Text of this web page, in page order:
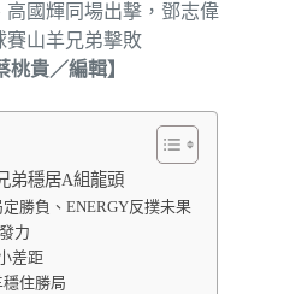
國輝同場出擊，鄧志偉
賽山羊兄弟擊敗
桃貴／編輯】
弟穩居A組龍頭
勝負、ENERGY反撲未果
力
差距
住勝局